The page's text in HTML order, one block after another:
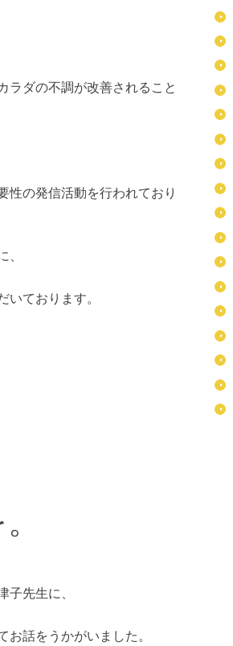
ラダの不調が改善されること
性の発信活動を行われており
ております。
先生に、
話をうかがいました。